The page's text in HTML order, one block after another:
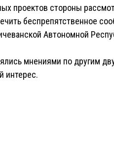
проектов стороны
беспрепятственное
Автономной
мнениями по другим
интерес.